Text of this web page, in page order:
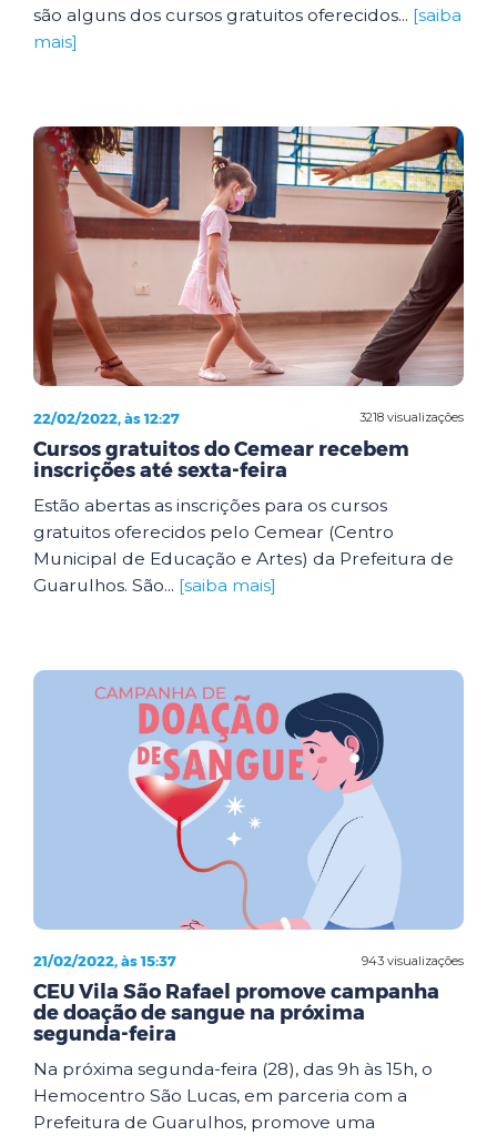
são alguns dos cursos gratuitos oferecidos... [saiba
mais]
3218 visualizações
22/02/2022, às 12:27
Cursos gratuitos do Cemear recebem
inscrições até sexta-feira
Estão abertas as inscrições para os cursos
gratuitos oferecidos pelo Cemear (Centro
Municipal de Educação e Artes) da Prefeitura de
Guarulhos. São... [saiba mais]
943 visualizações
21/02/2022, às 15:37
CEU Vila São Rafael promove campanha
de doação de sangue na próxima
segunda-feira
Na próxima segunda-feira (28), das 9h às 15h, o
Hemocentro São Lucas, em parceria com a
Prefeitura de Guarulhos, promove uma